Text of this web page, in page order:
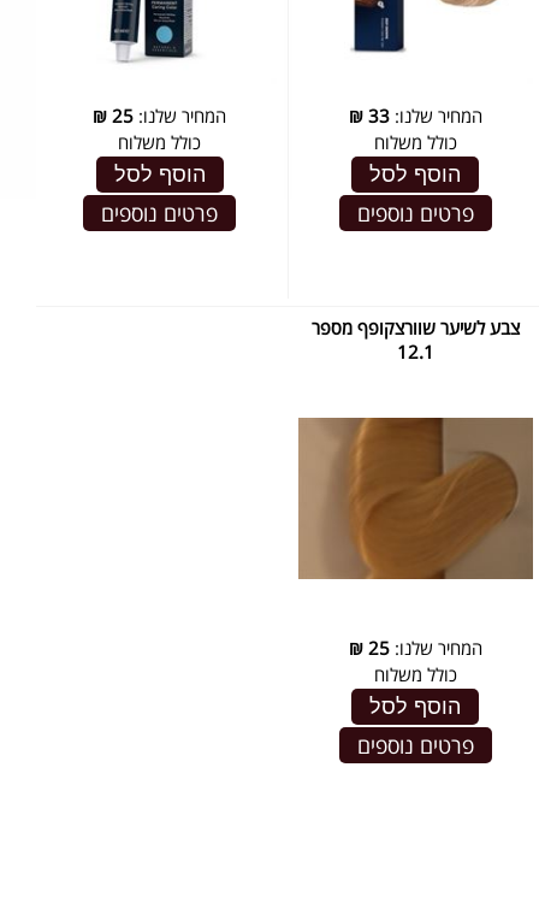
המחיר שלנו:33
₪
כולל משלוח
הוסף לסל
פרטים נוספים
המחיר שלנו: 25
₪
כולל משלוח
הוסף לסל
פרטים נוספים
צבע לשיער שוורצקופף מספר
12.1
המחיר שלנו:25
₪
כולל משלוח
הוסף לסל
פרטים נוספים